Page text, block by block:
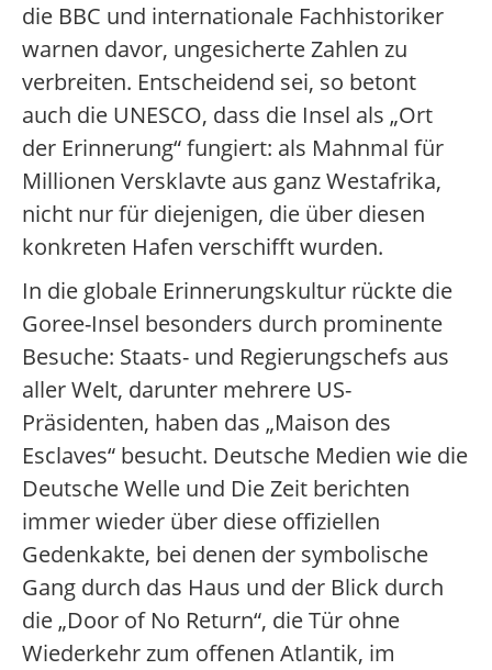
die BBC und internationale Fachhistoriker
warnen davor, ungesicherte Zahlen zu
verbreiten. Entscheidend sei, so betont
auch die UNESCO, dass die Insel als „Ort
der Erinnerung“ fungiert: als Mahnmal für
Millionen Versklavte aus ganz Westafrika,
nicht nur für diejenigen, die über diesen
konkreten Hafen verschifft wurden.
In die globale Erinnerungskultur rückte die
Goree-Insel besonders durch prominente
Besuche: Staats- und Regierungschefs aus
aller Welt, darunter mehrere US-
Präsidenten, haben das „Maison des
Esclaves“ besucht. Deutsche Medien wie die
Deutsche Welle und Die Zeit berichten
immer wieder über diese offiziellen
Gedenkakte, bei denen der symbolische
Gang durch das Haus und der Blick durch
die „Door of No Return“, die Tür ohne
Wiederkehr zum offenen Atlantik, im